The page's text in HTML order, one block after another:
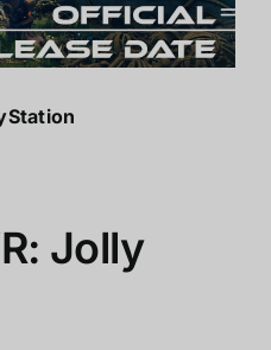
Jolly